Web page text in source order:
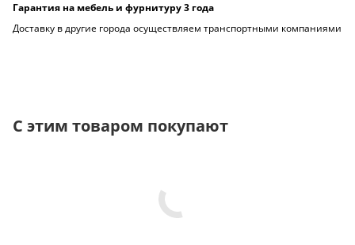
Гарантия на мебель и фурнитуру 3 года
Доставку в другие города осуществляем транспортными компаниями
С этим товаром покупают